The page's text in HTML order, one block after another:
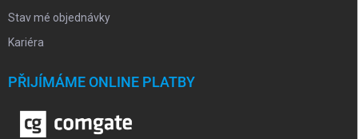
Stav mé objednávky
Kariéra
PŘIJÍMÁME ONLINE PLATBY